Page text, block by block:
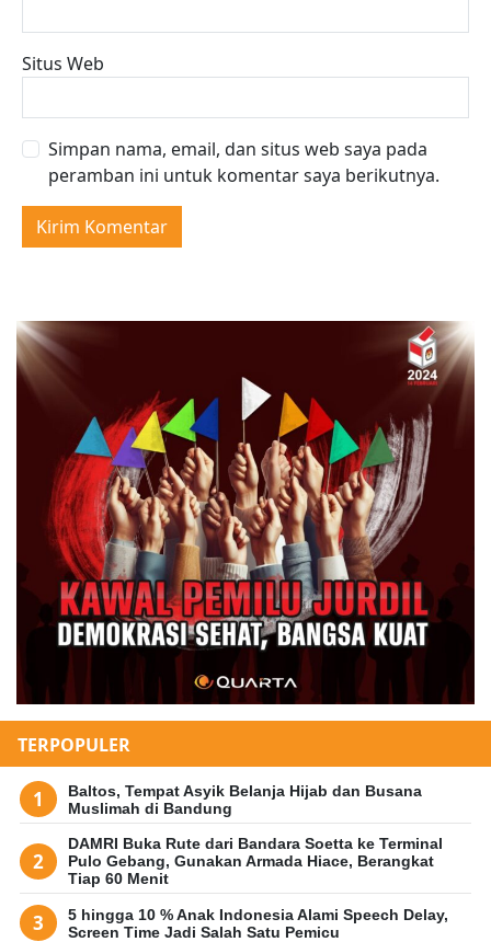
Situs Web
Simpan nama, email, dan situs web saya pada
peramban ini untuk komentar saya berikutnya.
TERPOPULER
Baltos, Tempat Asyik Belanja Hijab dan Busana
Muslimah di Bandung
DAMRI Buka Rute dari Bandara Soetta ke Terminal
Pulo Gebang, Gunakan Armada Hiace, Berangkat
Tiap 60 Menit
5 hingga 10 % Anak Indonesia Alami Speech Delay,
Screen Time Jadi Salah Satu Pemicu